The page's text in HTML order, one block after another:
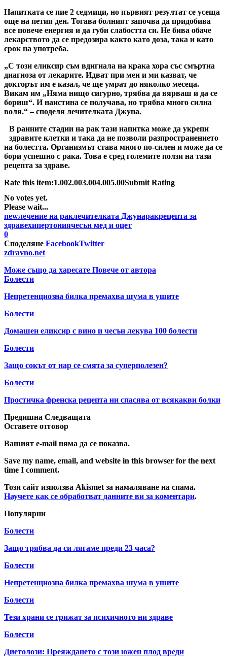
Напитката се пие 2 седмици, но първият резултат се усеща
още на петия ден. Тогава болният започва да придобива
все повече енергия и да губи слабостта си. Не бива обаче
лекарството да се предозира както като доза, така и като
срок на употреба.
„С този еликсир съм вдигнала на крака хора със смъртна
диагноза от лекарите. Идват при мен и ми казват, че
докторът им е казал, че ще умрат до няколко месеца.
Викам им „Няма нищо сигурно, трябва да вярваш и да се
бориш“. И наистина се получава, но трябва много силна
воля.“ – споделя лечителката Джуна.
В ранните стадии на рак тази напитка може да укрепи
здравите клетки и така да не позволи разпространението
на болестта. Организмът става много по-силен и може да се
бори успешно с рака. Това е сред големите ползи на тази
рецепта за здраве.
Rate this item:1.002.003.004.005.00Submit Rating
No votes yet.
Please wait...
newлечение на раклечителката Джунаракрецепта за
здравехипертониячесън мед и оцет
0
Споделяне FacebookTwitter
zdravno.net
Може също да харесате Повече от автора
Болести
Непретенциозна билка премахва шума в ушите
Болести
Домашен еликсир с вино и чесън лекува 100 болести
Болести
Защо сокът от нар се смята за суперполезен?
Болести
Простичка френска рецепта ни спасява от всякакви болки
Предишна Следващата
Оставете отговор
Вашият e-mail няма да се показва.
Save my name, email, and website in this browser for the next
time I comment.
Този сайт използва Akismet за намаляване на спама.
Научете как се обработват данните ви за коментари.
Популярни
Болести
Защо трябва да си лягаме преди 23 часа?
Болести
Непретенциозна билка премахва шума в ушите
Болести
Тези храни се грижат за психичното ни здраве
Болести
Диетолози: Преяждането с този южен плод вреди